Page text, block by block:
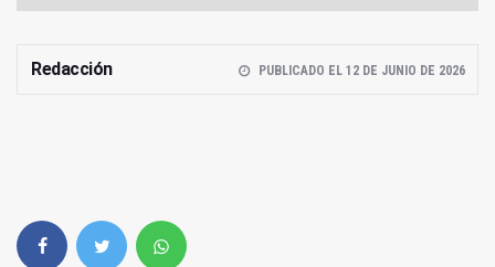
Redacción PUBLICADO EL 12 DE JUNIO DE 2026